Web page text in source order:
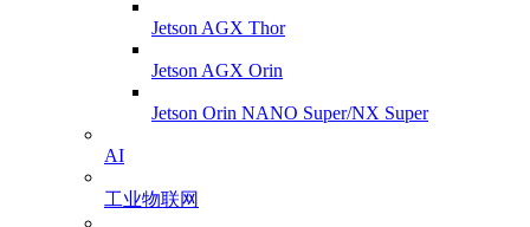
Jetson AGX Thor
Jetson AGX Orin
Jetson Orin NANO Super/NX Super
AI
工业物联网